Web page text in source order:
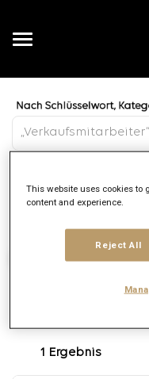
Toggle
navigation
DE
access_time
1 Ergebnis
This website uses cookies to
content and experience.
Reject All